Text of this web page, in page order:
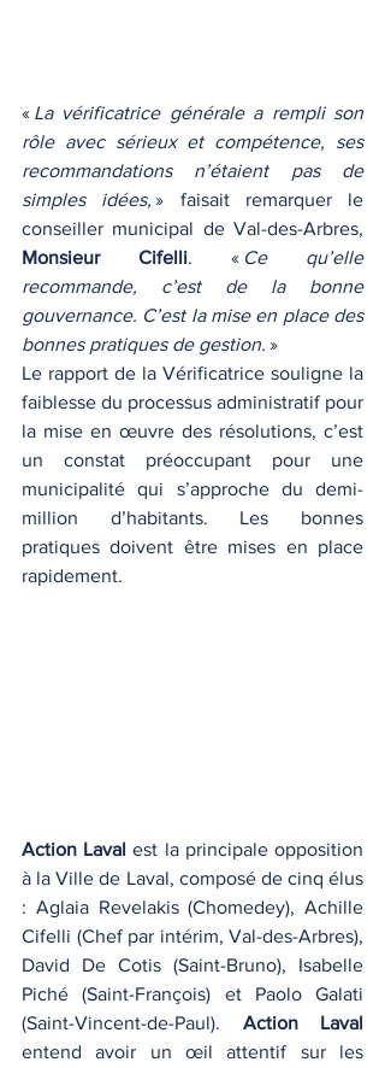
« La vérificatrice générale a rempli son
rôle avec sérieux et compétence, ses
recommandations n’étaient pas de
simples idées, » faisait remarquer le
conseiller municipal de Val-des-Arbres,
Monsieur Cifelli. « Ce qu’elle
recommande, c’est de la bonne
gouvernance. C’est la mise en place des
bonnes pratiques de gestion. »
Le rapport de la Vérificatrice souligne la
faiblesse du processus administratif pour
la mise en œuvre des résolutions, c’est
un constat préoccupant pour une
municipalité qui s’approche du demi-
million d’habitants. Les bonnes
pratiques doivent être mises en place
rapidement.
Action Laval est la principale opposition
à la Ville de Laval, composé de cinq élus
: Aglaia Revelakis (Chomedey), Achille
Cifelli (Chef par intérim, Val-des-Arbres),
David De Cotis (Saint-Bruno), Isabelle
Piché (Saint-François) et Paolo Galati
(Saint-Vincent-de-Paul). Action Laval
entend avoir un œil attentif sur les